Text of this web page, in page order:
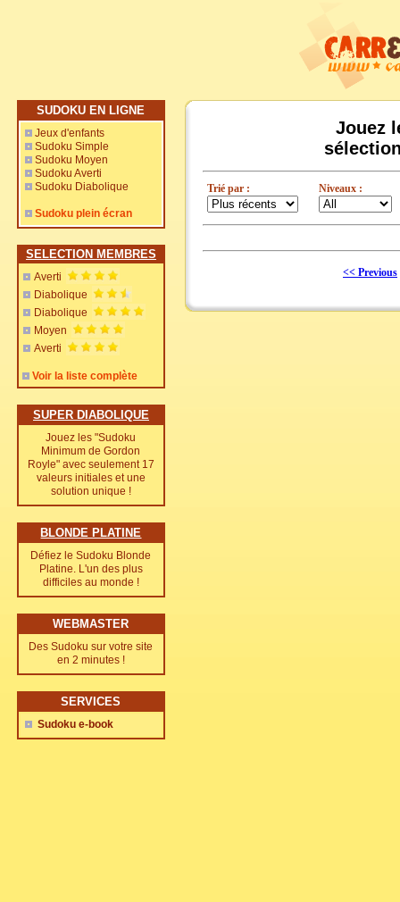
SUDOKU EN LIGNE
Jeux d'enfants
Sudoku Simple
Sudoku Moyen
Sudoku Averti
Sudoku Diabolique
Sudoku plein écran
SELECTION MEMBRES
Averti
Diabolique
Diabolique
Moyen
Averti
Voir la liste complète
SUPER DIABOLIQUE
Jouez les "Sudoku
Minimum de Gordon
Royle" avec seulement 17
valeurs initiales et une
solution unique !
BLONDE PLATINE
Défiez le Sudoku Blonde
Platine. L'un des plus
difficiles au monde !
WEBMASTER
Des Sudoku sur votre site
en 2 minutes !
SERVICES
Sudoku e-book
Jouez
Trié par : Niveaux :
<< Previous